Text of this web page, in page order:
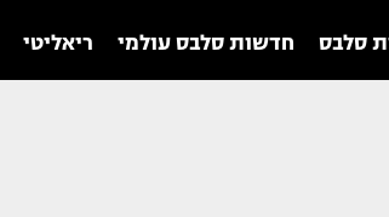
סלבס חדשות סלבס עולמי ריאליטי